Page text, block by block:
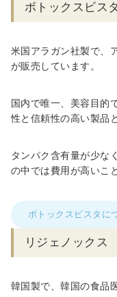
ボトックスビスタ
米国アラガン社製で、
が販売しています。
国内で唯一、美容目的
性と信頼性の高い製品
タンパク含有量が少な
の中では費用が高いこ
ボトックスビスタに
リジェノックス
韓国製で、韓国の食品